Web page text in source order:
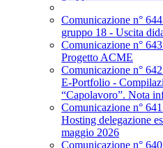
Comunicazione n°
gruppo 18 - Uscita
Comunicazione n°
Progetto ACME
Comunicazione n°
E-Portfolio -
“Capolavoro”. Nota
Comunicazione n°
Hosting delegazione
maggio 2026
Comunicazione n°